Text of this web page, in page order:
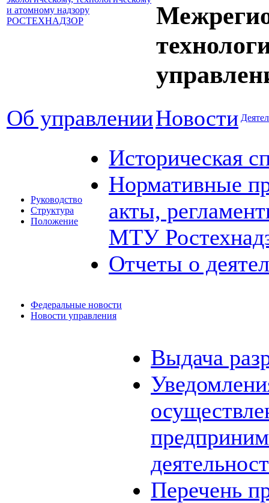
Об управленииНовости
Руководство
Структура
Положение
Историческая
Нормативные
акты,
МТУ
Отчеты о
Федеральные новости
Новости управления
Выдача
Перечень